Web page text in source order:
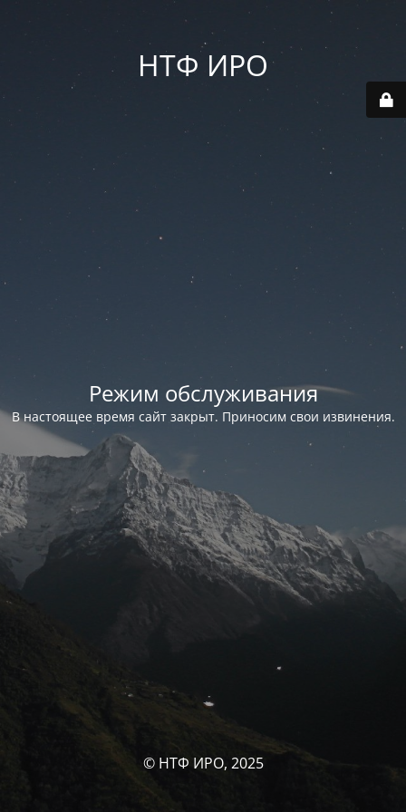
НТФ ИРО
Режим обслуживания
В настоящее время сайт закрыт. Приносим свои извинения.
© НТФ ИРО, 2025